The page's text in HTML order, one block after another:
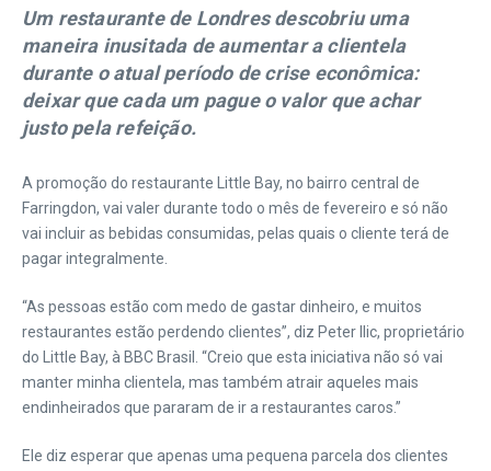
Um restaurante de Londres descobriu uma
maneira inusitada de aumentar a clientela
durante o atual período de crise econômica:
deixar que cada um pague o valor que achar
justo pela refeição.
A promoção do restaurante Little Bay, no bairro central de
Farringdon, vai valer durante todo o mês de fevereiro e só não
vai incluir as bebidas consumidas, pelas quais o cliente terá de
pagar integralmente.
“As pessoas estão com medo de gastar dinheiro, e muitos
restaurantes estão perdendo clientes”, diz Peter Ilic, proprietário
do Little Bay, à BBC Brasil. “Creio que esta iniciativa não só vai
manter minha clientela, mas também atrair aqueles mais
endinheirados que pararam de ir a restaurantes caros.”
Ele diz esperar que apenas uma pequena parcela dos clientes